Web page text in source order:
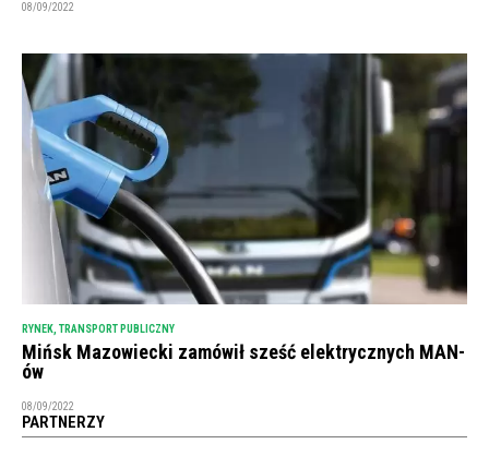
08/09/2022
RYNEK TRANSPORT PUBLICZNY
Mińsk Mazowiecki zamówił sześć elektrycznych MAN-
ów
08/09/2022
PARTNERZY